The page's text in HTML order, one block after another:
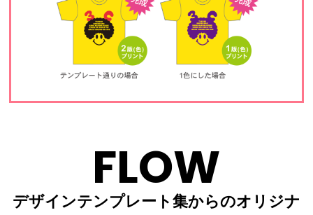
FLOW
デザインテンプレート集からのオリジナ